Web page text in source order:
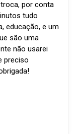
por conta
tudo
educação, e um
são uma
não usarei
preciso